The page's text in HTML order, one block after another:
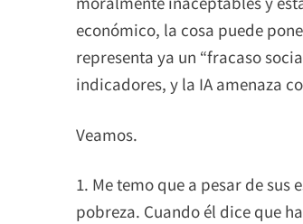
económico, la cosa puede
representa ya un “fracaso
indicadores, y la IA amenaza
Veamos.
1. Me temo que a pesar de
pobreza. Cuando él dice que